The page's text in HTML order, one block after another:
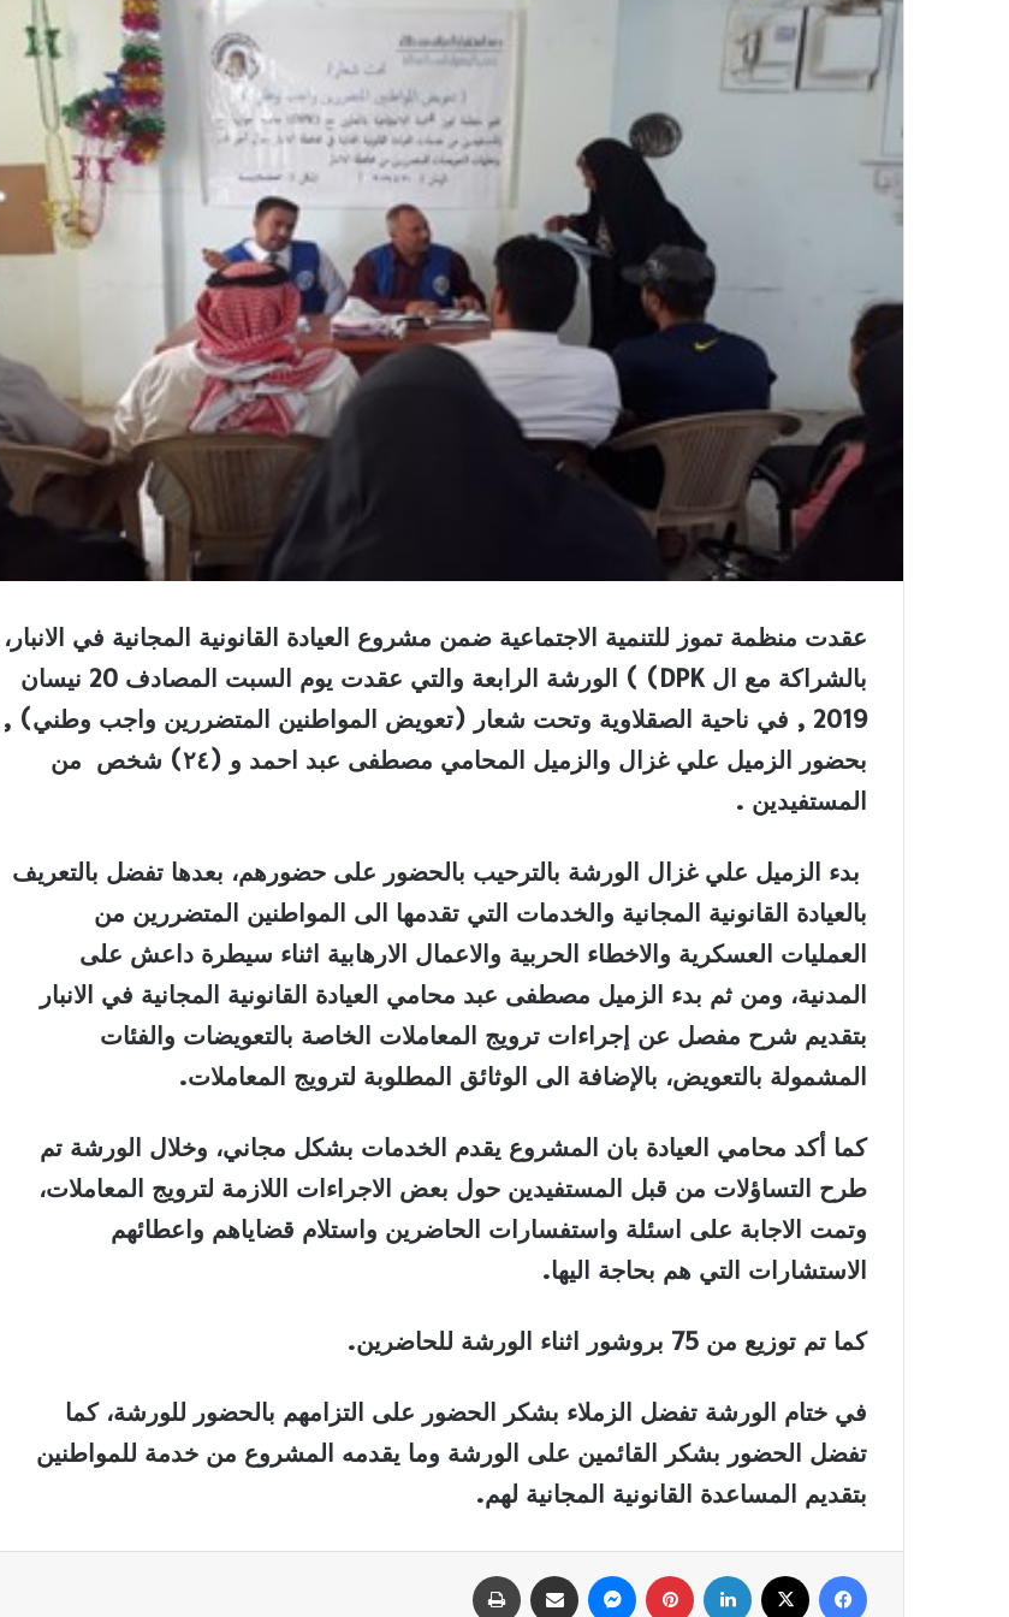
عقدت منظمة تموز للتنمية الاجتماعية ضمن مشروع العيادة القانونية المجانية في الانبار،
بالشراكة مع ال DPK)
)
الورشة الرابعة والتي عقدت يوم السبت المصادف 20 نيسان
2019 , في ناحية الصقلاوية وتحت شعار (تعويض المواطنين المتضررين واجب وطني) ,
بحضور الزميل علي غزال والزميل المحامي مصطفى عبد احمد و (٢٤) شخص من
المستفيدين .
بدء الزميل علي غزال الورشة بالترحيب بالحضور على حضورهم، بعدها تفضل بالتعريف
بالعيادة القانونية المجانية والخدمات التي تقدمها الى المواطنين المتضررين من
العمليات العسكرية والاخطاء الحربية والاعمال الارهابية اثناء سيطرة داعش على
المدنية، ومن ثم بدء الزميل مصطفى عبد محامي العيادة القانونية المجانية في الانبار
بتقديم شرح مفصل عن إجراءات ترويج المعاملات الخاصة بالتعويضات والفئات
المشمولة بالتعويض، بالإضافة الى الوثائق المطلوبة لترويج المعاملات.
كما أكد محامي العيادة بان المشروع يقدم الخدمات بشكل مجاني، وخلال الورشة تم
طرح التساؤلات من قبل المستفيدين حول بعض الاجراءات اللازمة لترويج المعاملات،
وتمت الاجابة على اسئلة واستفسارات الحاضرين واستلام قضاياهم واعطائهم
الاستشارات التي هم بحاجة اليها.
كما تم توزيع من 75 بروشور اثناء الورشة للحاضرين.
في ختام الورشة تفضل الزملاء بشكر الحضور على التزامهم بالحضور للورشة، كما
تفضل الحضور بشكر القائمين على الورشة وما يقدمه المشروع من خدمة للمواطنين
بتقديم المساعدة القانونية المجانية لهم.
فيسبوك لينكدإن بينتيريست ماسنجر مشاركة عبر البريد